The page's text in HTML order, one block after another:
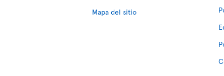
Mapa del sitio